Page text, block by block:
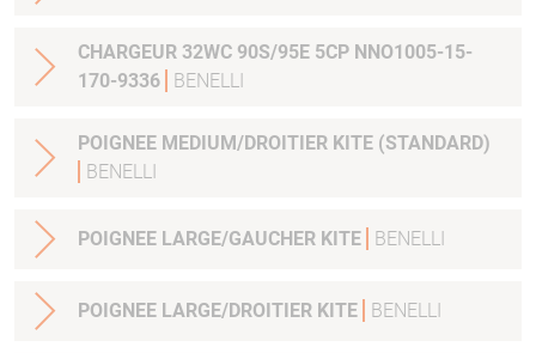
CHARGEUR 32WC 90S/95E 5CP NNO1005-15-
170-9336
BENELLI
POIGNEE MEDIUM/DROITIER KITE (STANDARD)
BENELLI
POIGNEE LARGE/GAUCHER KITE BENELLI
POIGNEE LARGE/DROITIER KITE BENELLI